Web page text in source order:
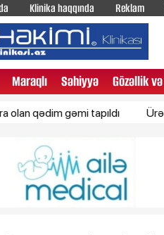
Klinika haqqında Reklam
Maraqlı Səhiyyə Gözəllik
gəmi tapıldı Ürək